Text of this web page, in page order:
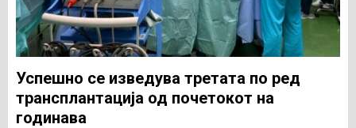
Успешно се изведува третата по ред
трансплантација од почетокот на
годинава